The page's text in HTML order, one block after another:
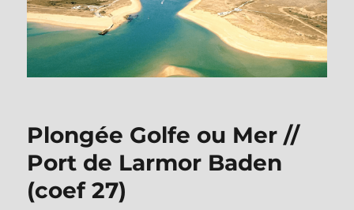
Plongée Golfe ou Mer //
Port de Larmor Baden
(coef 27)